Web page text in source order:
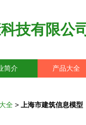
技有限公司
简介 产品大全
全 >
上海市建筑信息模